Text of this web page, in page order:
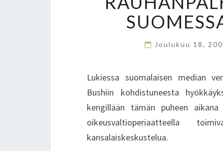
Joulukuu 18,
Lukiessa suomalaisen median
Bushiin kohdistuneesta
kengillään tämän puheen
oikeusvaltioperiaatteella
kansalaiskeskustelua.